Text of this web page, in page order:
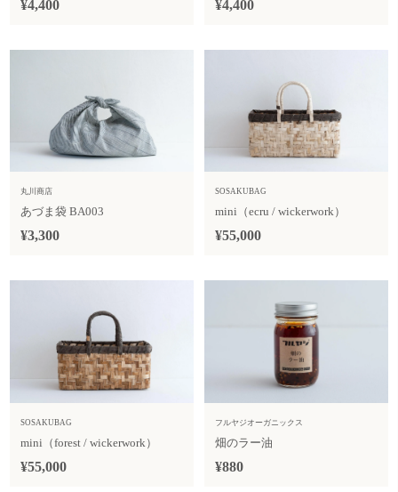
¥4,400 ¥4,400
丸川商店
あづま袋 BA003
¥3,300
SOSAKUBAG
mini（ecru / wickerwork）
¥55,000
SOSAKUBAG
mini（forest / wickerwork）
¥55,000
フルヤジオーガニックス
畑のラー油
¥880